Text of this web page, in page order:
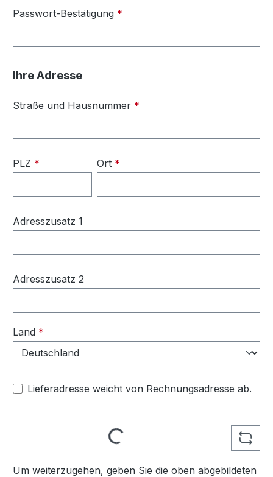
Passwort-Bestätigung *
Ihre Adresse
Straße und Hausnummer *
PLZ * Ort *
Adresszusatz 1
Adresszusatz 2
Land *
Lieferadresse weicht von Rechnungsadresse ab.
Loading...
Um weiterzugehen, geben Sie die oben abgebildeten